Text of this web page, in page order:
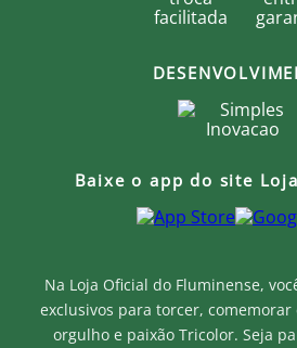
Na Loja Oficial do Fluminense,
exclusivos para torcer,
orgulho e paixão Tricolor. Seja
Baixe o app do site